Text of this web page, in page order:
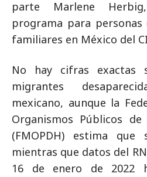
parte Marlene
programa para personas
familiares en México del
No hay cifras exactas
migrantes
mexicano, aunque la
Organismos Públicos de
(FMOPDH) estima que
mientras que datos del
16 de enero de 2022